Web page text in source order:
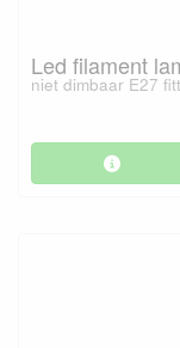
Led filament
niet dimbaar E27